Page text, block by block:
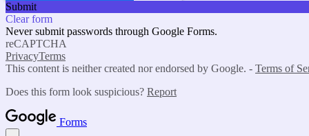
Submit
Clear form
Never submit passwords through Google Forms.
reCAPTCHA
PrivacyTerms
This content is neither created nor endorsed by Google. - Terms of
Does this form look suspicious? Report
Forms